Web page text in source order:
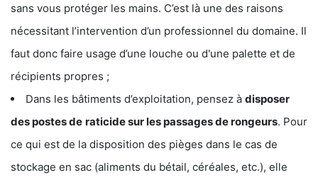
sans vous protéger les mains. C’est là une des raisons
nécessitant l’intervention d’un professionnel du domaine. Il
faut donc faire usage d’une louche ou d'une palette et de
récipients propres ;
Dans les bâtiments d’exploitation, pensez à disposer
des postes de raticide sur les passages de rongeurs. Pour
ce qui est de la disposition des pièges dans le cas de
stockage en sac (aliments du bétail, céréales, etc.), elle